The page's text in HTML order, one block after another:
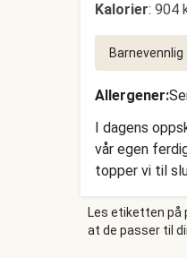
Kalorier: 904
Barnevennlig
Allergener:
I dagens
vår egen
topper vi til
Les etiketten på
at de passer til